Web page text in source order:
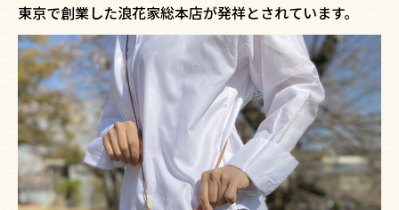
東京で創業した浪花家総本店が発祥とされています。